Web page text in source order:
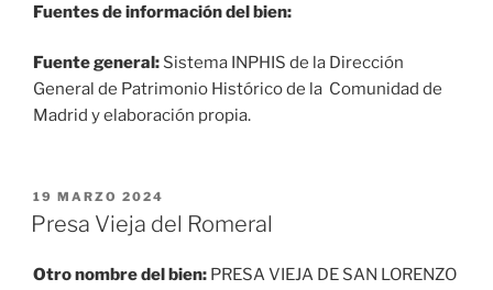
Fuentes de información del bien:
Fuente general: Sistema INPHIS de la Dirección
General de Patrimonio Histórico de la Comunidad de
Madrid y elaboración propia.
PUBLICADO
EL
19 MARZO 2024
Presa Vieja del Romeral
Otro nombre del bien: PRESA VIEJA DE SAN LORENZO